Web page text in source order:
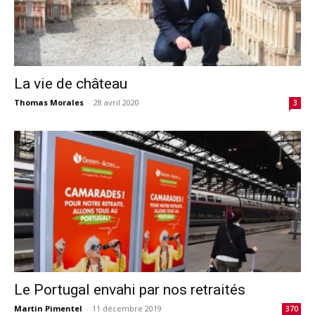
La vie de château
Thomas Morales - 28 avril 2020 3
Le Portugal envahi par nos retraités
Martin Pimentel - 11 décembre 2019 370